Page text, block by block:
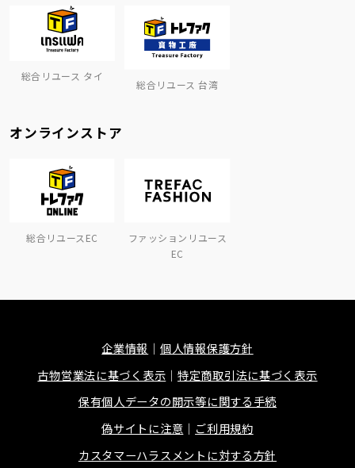
総合リユース タイ
総合リユース 台湾
オンラインストア
総合リユースEC
ファッションリユース
EC
企業情報
個人情報保護方針
古物営業法に基づく表示
特定商取引法に基づく表示
保有個人データの開示等に関する手続
偽サイトに注意
ご利用規約
カスタマーハラスメントに対する方針